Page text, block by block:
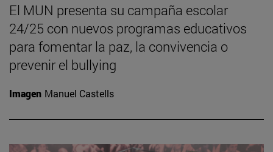
El MUN presenta su campaña escolar
24/25 con nuevos programas educativos
para fomentar la paz, la convivencia o
prevenir el bullying
Imagen Manuel Castells